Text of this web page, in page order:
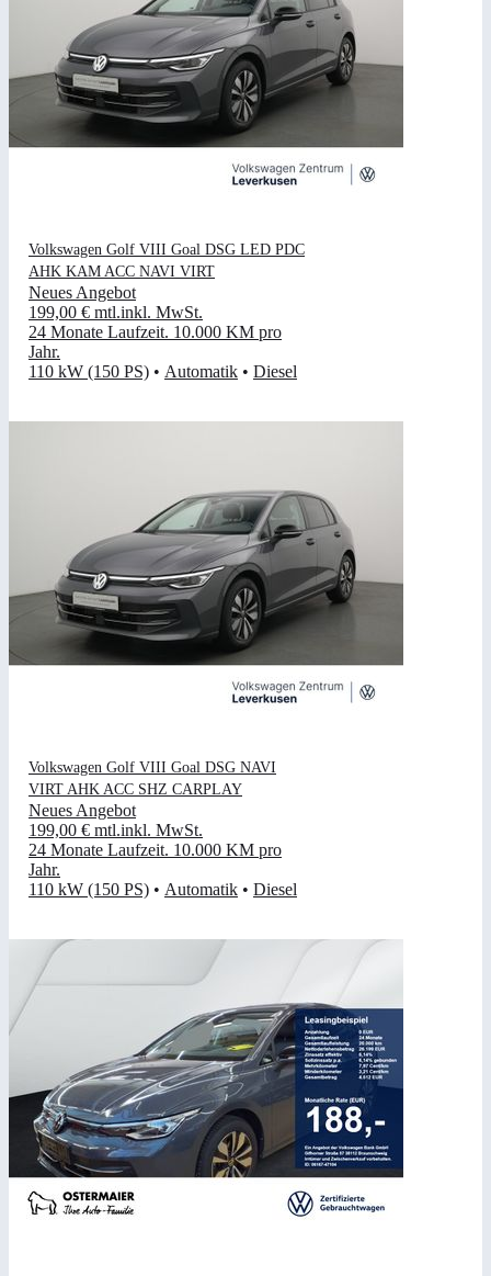
Volkswagen Golf VIII Goal DSG LED PDC
AHK KAM ACC NAVI VIRT
Neues Angebot
199,00 € mtl.inkl. MwSt.
24 Monate Laufzeit. 10.000 KM pro
Jahr.
110 kW (150 PS) • Automatik • Diesel
Volkswagen Golf VIII Goal DSG NAVI
VIRT AHK ACC SHZ CARPLAY
Neues Angebot
199,00 € mtl.inkl. MwSt.
24 Monate Laufzeit. 10.000 KM pro
Jahr.
110 kW (150 PS) • Automatik • Diesel